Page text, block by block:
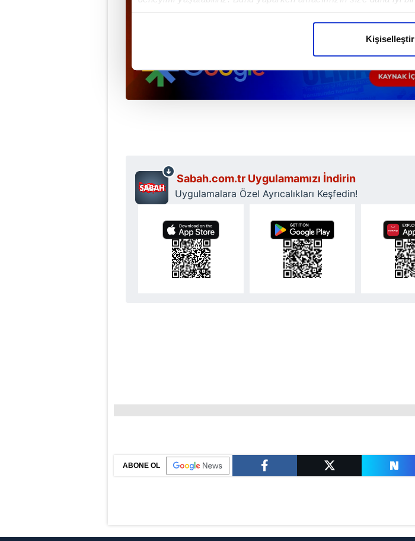
içerikleri sunabilmek adına elimizden gelen çabayı gösterdiğimizi
noktasında tek gelir kalemimiz olduğunu sizlere hatırlatmak isteriz.
Her halükârda, kullanıcılar, bu çerezlere izin vermedikleri
Sizlere daha iyi bir hizmet sunabilmek için İnternet Sitemizde
çerezler vasıtasıyla çeşitli kişisel verileriniz işlenmekte olup
butonuna tıklayabilir,
Çerez Bilgilendirme Metnimizi
6698 sayılı Kişisel Verilerin Korunması Kanunu uyarınca
Kişiselleştir
Sabah.com.tr Uygulamamızı İndirin
Uygulamalara Özel Ayrıcalıkları Keşfedin!
ABONE OL